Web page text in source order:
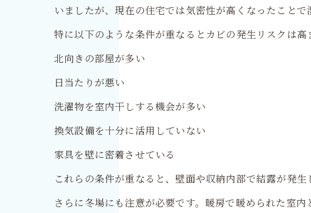
いましたが、現在の住宅では気密性が高くなったことで
特に以下のような条件が重なるとカビの発生リスクは高
北向きの部屋が多い
日当たりが悪い
洗濯物を室内干しする機会が多い
換気設備を十分に活用していない
家具を壁に密着させている
これらの条件が重なると、壁面や収納内部で結露が発
さらに冬場にも注意が必要です。暖房で暖められた室